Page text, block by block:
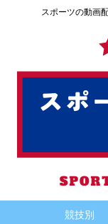
スポーツの動画
競技別